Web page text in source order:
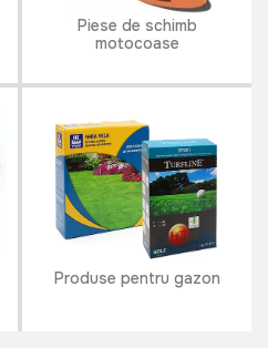
Piese de schimb
motocoase
Produse pentru gazon